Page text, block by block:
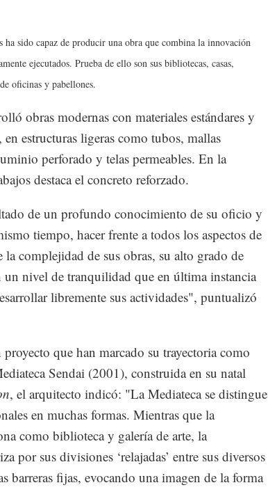
sido capaz de producir una obra que combina la innovación
ejecutados. Prueba de ello son sus bibliotecas, casas,
oficinas y pabellones.
obras modernas con materiales estándares y
estructuras ligeras como tubos, mallas
perforado y telas permeables. En la
destaca el concreto reforzado.
de un profundo conocimiento de su oficio y
tiempo, hacer frente a todos los aspectos de
la complejidad de sus obras, su alto grado de
un nivel de tranquilidad que en última instancia
libremente sus actividades", puntualizó
que han marcado su trayectoria como
Sendai (2001), construida en su natal
, el arquitecto indicó: "La Mediateca se distingue
en muchas formas. Mientras que la
como biblioteca y galería de arte, la
por sus divisiones ‘relajadas’ entre sus diversos
barreras fijas, evocando una imagen de la forma